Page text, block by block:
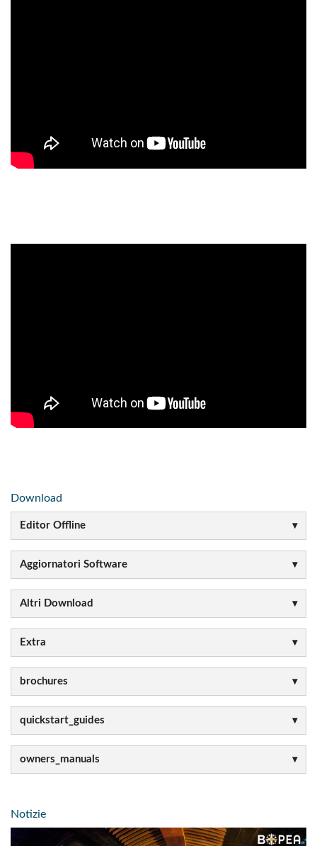
Download
Editor Offline
Aggiornatori Software
Altri Download
Extra
brochures
quickstart_guides
owners_manuals
Notizie